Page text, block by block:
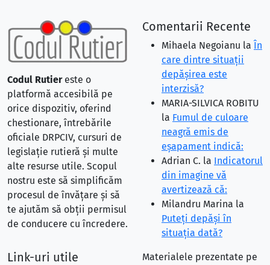
Codul Rutiereste o
platformă accesibilă pe
orice dispozitiv, oferind
chestionare, întrebările
oficiale DRPCIV, cursuri de
legislație rutieră și multe
alte resurse utile. Scopul
nostru este să simplificăm
procesul de învățare și să
te ajutăm să obții permisul
de conducere cu încredere.
Comentarii Recente
Mihaela Negoianu la În
care dintre situaţii
depăşirea este
interzisă?
MARIA-SILVICA ROBITU
la Fumul de culoare
neagră emis de
eşapament indică:
Adrian C. la Indicatorul
din imagine vă
avertizează că:
Milandru Marina la
Puteţi depăşi în
situaţia dată?
Link-uri utile
Materialele prezentate pe